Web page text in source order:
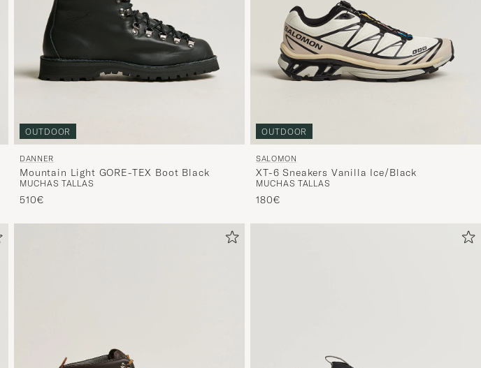
OUTDOOR
DANNER
Mountain Light GORE-TEX Boot Black
MUCHAS TALLAS
510€
OUTDOOR
SALOMON
XT-6 Sneakers Vanilla Ice/Black
MUCHAS TALLAS
180€